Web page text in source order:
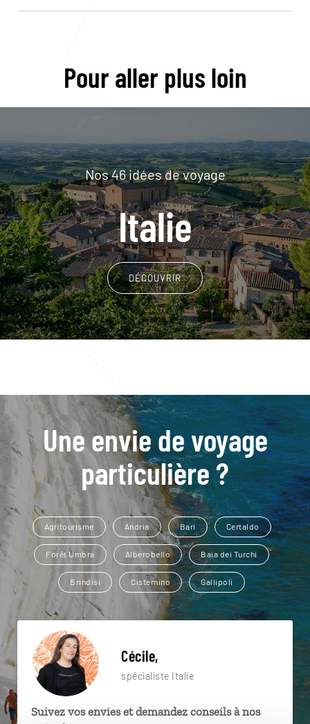
Pour aller plus loin
Nos 46 idées de voyage
Italie
DÉCOUVRIR
Une envie de voyage
particulière ?
Agritourisme Andria Bari Certaldo
Forêt Umbra Alberobello Baia dei Turchi
Brindisi Cisternino Gallipoli
Cécile,
spécialiste Italie
Suivez vos envies et demandez conseils à nos